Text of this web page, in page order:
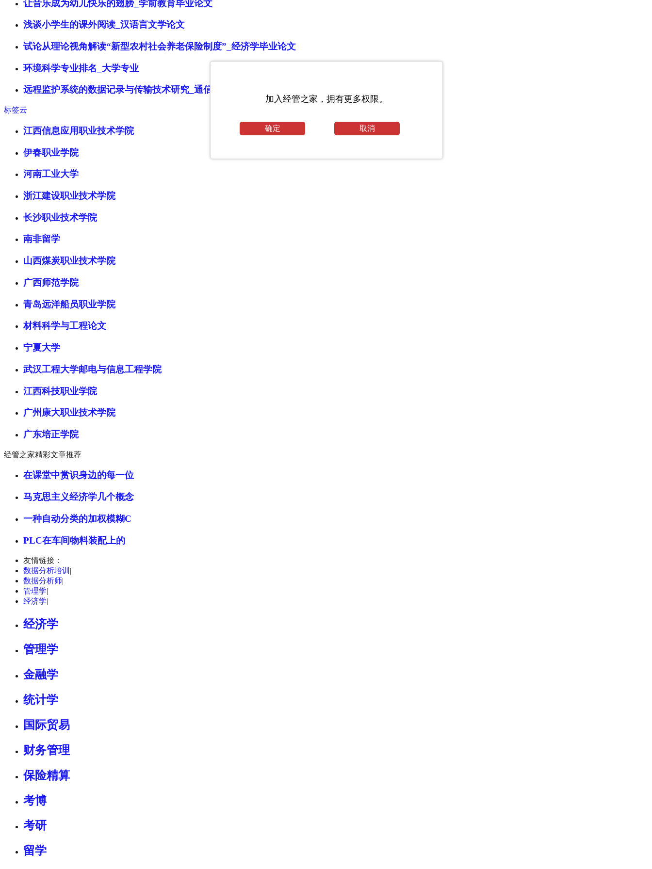
让音乐成为幼儿快乐的翅膀_学前教育毕业论文
浅谈小学生的课外阅读_汉语言文学论文
试论从理论视角解读“新型农村社会养老保险制度”_经济学毕业论文
环境科学专业排名_大学专业
远程监护系统的数据记录与传输技术研究_通信工程专业论文
标签云
江西信息应用职业技术学院
伊春职业学院
河南工业大学
浙江建设职业技术学院
长沙职业技术学院
南非留学
山西煤炭职业技术学院
广西师范学院
青岛远洋船员职业学院
材料科学与工程论文
宁夏大学
武汉工程大学邮电与信息工程学院
江西科技职业学院
广州康大职业技术学院
广东培正学院
经管之家精彩文章推荐
在课堂中赏识身边的每一位
马克思主义经济学几个概念
一种自动分类的加权模糊C
PLC在车间物料装配上的
友情链接：
数据分析培训 |
数据分析师|
管理学|
经济学|
经济学
管理学
金融学
统计学
国际贸易
财务管理
保险精算
考博
考研
留学
加入经管之家，拥有更多权限。
确定 取消